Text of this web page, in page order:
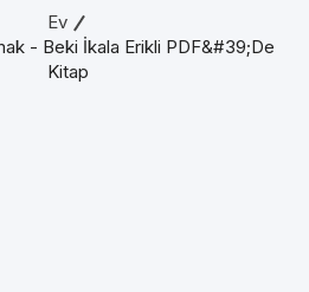
Ev
- Beki İkala Erikli PDF&#39;de
Kitap